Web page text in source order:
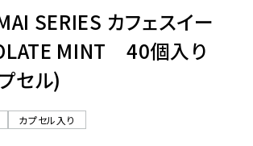
SERIES カフェスイー
MINT 40個入り
セル)
カプセル入り